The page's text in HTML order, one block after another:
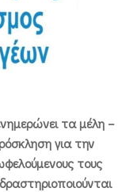
τα μέλη –
για την
τους